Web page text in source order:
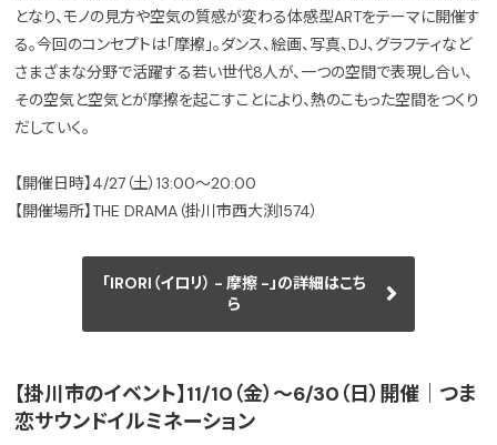
となり、モノの見方や空気の質感が変わる体感型ARTをテーマに開催す
る。今回のコンセプトは「摩擦」。ダンス、絵画、写真、DJ、グラフティなど
さまざまな分野で活躍する若い世代8人が、一つの空間で表現し合い、
その空気と空気とが摩擦を起こすことにより、熱のこもった空間をつくり
だしていく。
【開催日時】4/27（土）13:00～20:00
【開催場所】THE DRAMA（掛川市西大渕1574）
「IRORI（イロリ） - 摩擦 -」の詳細はこち
ら
【掛川市のイベント】11/10（金）～6/30（日）開催｜つま
恋サウンドイルミネーション